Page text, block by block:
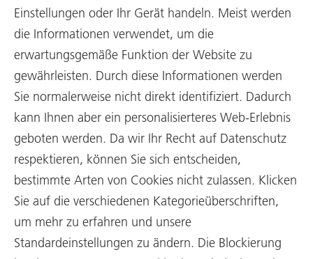
principles.
It is our pledge to integrity that underlines our collaborations with
business partners to provide high performance, and visionary
thinking in tailor-made products and services for the world of
tomorrow.
RUAG International employs a customer-centered approach, and
a constant drive for improvement in all our collaborative
relationships, whether with customers, business partners,
suppliers, community, political figures and, not least, our
shareholder, the Swiss Confederation.
The RUAG International Code of Conduct maintains the precise
values and principles to which we commit ourselves. It sets the
tone for how we conduct our daily operations and how we
behave – within the company as well as in our interactions with
all our stake holders and in respect to the environment.
Einstellungen oder Ihr Gerät handeln. Meist werden
die Informationen verwendet, um die
erwartungsgemäße Funktion der Website zu
gewährleisten. Durch diese Informationen werden
Sie normalerweise nicht direkt identifiziert. Dadurch
kann Ihnen aber ein personalisierteres Web-Erlebnis
geboten werden. Da wir Ihr Recht auf Datenschutz
respektieren, können Sie sich entscheiden,
bestimmte Arten von Cookies nicht zulassen. Klicken
Sie auf die verschiedenen Kategorieüberschriften,
um mehr zu erfahren und unsere
Standardeinstellungen zu ändern. Die Blockierung